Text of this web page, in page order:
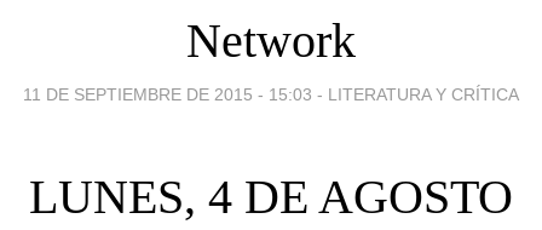
Network
11 DE SEPTIEMBRE DE 2015 - 15:03 - LITERATURA Y CRÍTICA
LUNES, 4 DE AGOSTO